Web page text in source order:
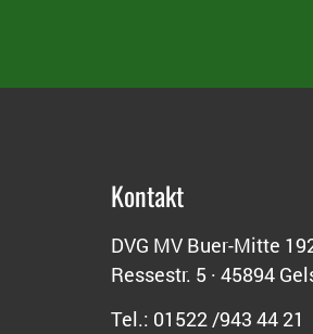
Kontakt
DVG MV Buer-Mitte
Ressestr. 5 · 45894
Tel.: 01522 /943 44 21